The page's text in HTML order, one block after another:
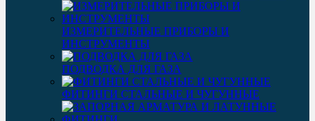
ИЗМЕРИТЕЛЬНЫЕ ПРИБОРЫ И
ИНСТРУМЕНТЫ
ПОДВОДКА ДЛЯ ГАЗА
ФИТИНГИ СТАЛЬНЫЕ И ЧУГУННЫЕ